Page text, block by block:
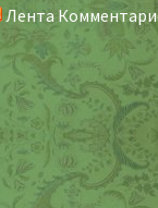
Лента